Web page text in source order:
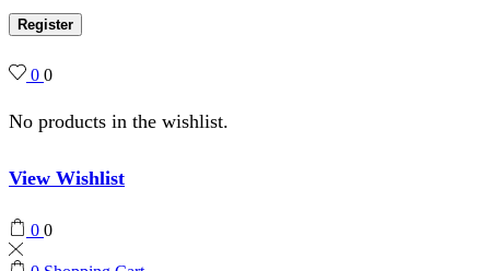
Register
0 0
No products in the wishlist.
View Wishlist
0 0